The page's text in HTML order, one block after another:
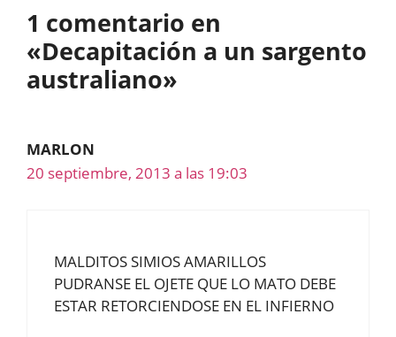
1 comentario en
«Decapitación a un sargento
australiano»
MARLON
20 septiembre, 2013 a las 19:03
MALDITOS SIMIOS AMARILLOS
PUDRANSE EL OJETE QUE LO MATO DEBE
ESTAR RETORCIENDOSE EN EL INFIERNO